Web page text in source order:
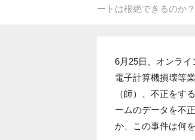
ートは根絶できるのか
6月25日、オンラ
電子計算機損壊等
（師）、不正をす
ームのデータを不
か、この事件は何